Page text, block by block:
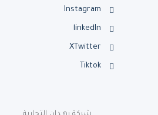
Instagram
linkedIn
XTwitter
Tiktok